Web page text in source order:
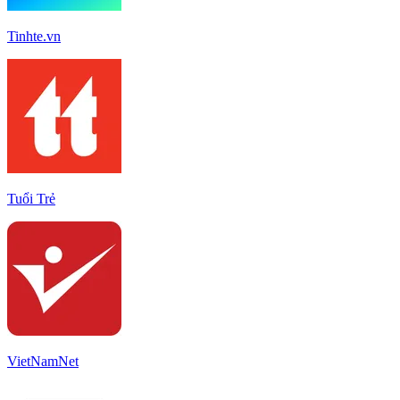
Tinhte.vn
Tuổi Trẻ
VietNamNet